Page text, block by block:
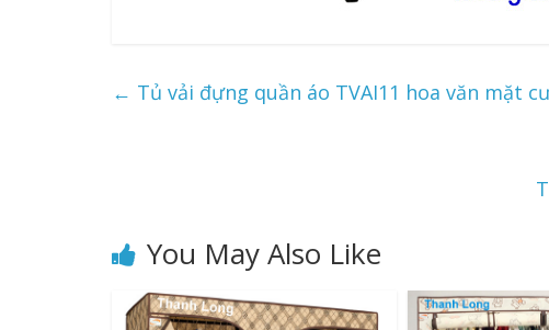
← Tủ vải đựng quần áo TVAI11 hoa văn mặt
You May Also Like